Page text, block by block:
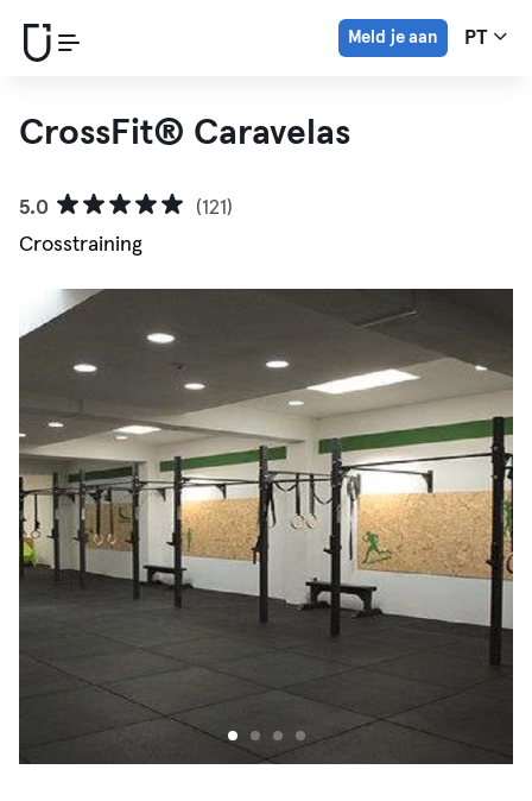
Meld je aan PT
CrossFit® Caravelas
5.0
(121)
Crosstraining